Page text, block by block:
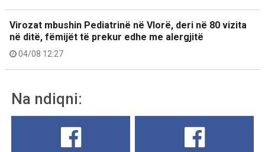
Virozat mbushin Pediatrinë në Vlorë, deri në 80 vizita
në ditë, fëmijët të prekur edhe me alergjitë
04/08 12:27
Na ndiqni: